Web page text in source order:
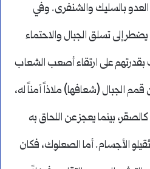
بالسليك والشنفرى. وفي
إلى تسلق الجبال والاحتماء
على ارتقاء أصعب الشعاب
الجبال (شعافها) ملاذاً آمناً له،
بينما يعجز عن اللحاق به
الأجسام. أما الصعلوك، فكان